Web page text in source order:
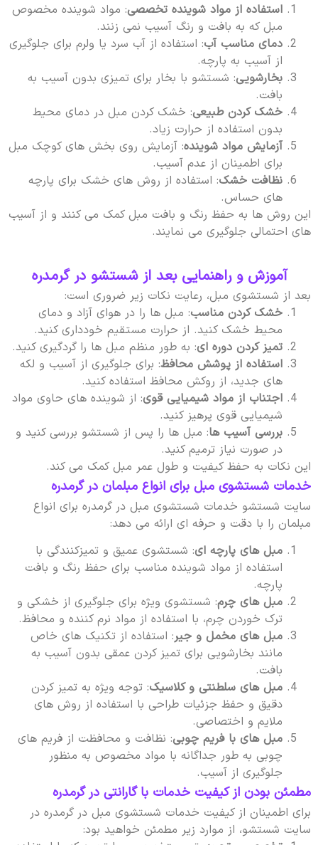
استفاده از مواد شوینده تخصصی: مواد شوینده مخصوص
مبل که به بافت و رنگ آسیب نمی زنند.
دمای مناسب آب: استفاده از آب سرد یا ولرم برای جلوگیری
از آسیب به پارچه.
بخارشویی: شستشو با بخار برای تمیزی بدون آسیب به
بافت.
خشک کردن طبیعی: خشک کردن مبل در دمای محیط
بدون استفاده از حرارت زیاد.
آزمایش مواد شوینده: آزمایش روی بخش های کوچک مبل
برای اطمینان از عدم آسیب.
نظافت خشک: استفاده از روش های خشک برای پارچه
های حساس.
این روش ها به حفظ رنگ و بافت مبل کمک می کنند و از آسیب
های احتمالی جلوگیری می نمایند.
آموزش و راهنمایی بعد از شستشو در گرمدره
بعد از شستشوی مبل، رعایت نکات زیر ضروری است:
خشک کردن مناسب: مبل ها را در هوای آزاد و دمای
محیط خشک کنید. از حرارت مستقیم خودداری کنید.
تمیز کردن دوره ای: به طور منظم مبل ها را گردگیری کنید.
استفاده از پوشش محافظ: برای جلوگیری از آسیب و لکه
های جدید، از روکش محافظ استفاده کنید.
اجتناب از مواد شیمیایی قوی: از شوینده های حاوی مواد
شیمیایی قوی پرهیز کنید.
بررسی آسیب ها: مبل ها را پس از شستشو بررسی کنید و
در صورت نیاز ترمیم کنید.
این نکات به حفظ کیفیت و طول عمر مبل کمک می کند.
خدمات شستشوی مبل برای انواع مبلمان در گرمدره
سایت شستشو خدمات شستشوی مبل در گرمدره برای انواع
مبلمان را با دقت و حرفه ای ارائه می دهد:
مبل های پارچه ای: شستشوی عمیق و تمیزکنندگی با
استفاده از مواد شوینده مناسب برای حفظ رنگ و بافت
پارچه.
مبل های چرم: شستشوی ویژه برای جلوگیری از خشکی و
ترک خوردن چرم، با استفاده از مواد نرم کننده و محافظ.
مبل های مخمل و جیر: استفاده از تکنیک های خاص
مانند بخارشویی برای تمیز کردن عمقی بدون آسیب به
بافت.
مبل های سلطنتی و کلاسیک: توجه ویژه به تمیز کردن
دقیق و حفظ جزئیات طراحی با استفاده از روش های
ملایم و اختصاصی.
مبل های با فریم چوبی: نظافت و محافظت از فریم های
چوبی به طور جداگانه با مواد مخصوص به منظور
جلوگیری از آسیب.
مطمئن بودن از کیفیت خدمات با گارانتی در گرمدره
برای اطمینان از کیفیت خدمات شستشوی مبل در گرمدره در
سایت شستشو، از موارد زیر مطمئن خواهید بود: